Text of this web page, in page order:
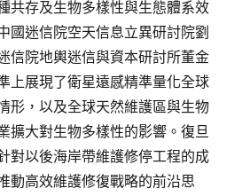
共存及生物多樣性與生態體系效
國迷信院空天信息立異研討院劉
信院地輿迷信與資本研討所董金
上展現了衛星遠感精準量化全球
形，以及全球天然維護區與生物
擴大對生物多樣性的影響。復旦
對以後海岸帶維護修停工程的成
動高效維護修復戰略的前沿思